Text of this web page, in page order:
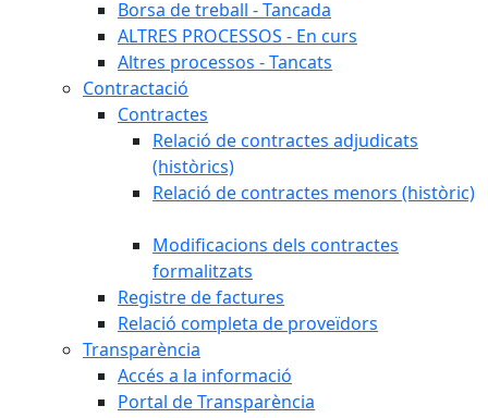
Borsa de treball - Tancada
ALTRES PROCESSOS - En curs
Altres processos - Tancats
Contractació
Contractes
Relació de contractes adjudicats
(històrics)
Relació de contractes menors (històric)
Modificacions dels contractes
formalitzats
Registre de factures
Relació completa de proveïdors
Transparència
Accés a la informació
Portal de Transparència